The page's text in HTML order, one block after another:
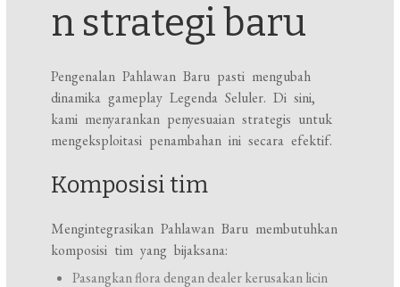
n strategi baru
Pengenalan Pahlawan Baru pasti mengubah
dinamika gameplay Legenda Seluler. Di sini,
kami menyarankan penyesuaian strategis untuk
mengeksploitasi penambahan ini secara efektif.
Komposisi tim
Mengintegrasikan Pahlawan Baru membutuhkan
komposisi tim yang bijaksana:
Pasangkan flora dengan dealer kerusakan licin